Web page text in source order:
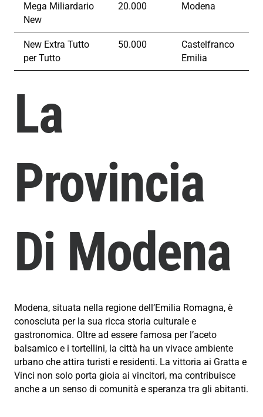
Mega Miliardario
New
20.000 Modena
New Extra Tutto
per Tutto
50.000
Castelfranco
Emilia
La
Provincia
Di Modena
Modena, situata nella regione dell’Emilia Romagna, è
conosciuta per la sua ricca storia culturale e
gastronomica. Oltre ad essere famosa per l’aceto
balsamico e i tortellini, la città ha un vivace ambiente
urbano che attira turisti e residenti. La vittoria ai Gratta e
Vinci non solo porta gioia ai vincitori, ma contribuisce
anche a un senso di comunità e speranza tra gli abitanti.